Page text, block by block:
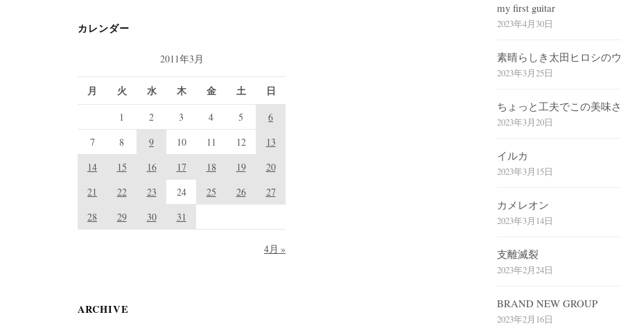
カレンダー
2011年3月
月 火 水 木 金 土 日
4月 »
1 2 3 4 5
6
7
8 9 10 11 12
13
14
15 16 17 18 19
20
21
22 23 24 25 26
27
28
29 30 31
ARCHIVE
my first guitar
2023年4月30日
素晴らしき太田ヒロシの
2023年3月25日
ちょっと工夫でこの美味さ
2023年3月20日
イルカ
2023年3月15日
カメレオン
2023年3月14日
支離滅裂
2023年2月24日
BRAND NEW GROUP
2023年2月16日